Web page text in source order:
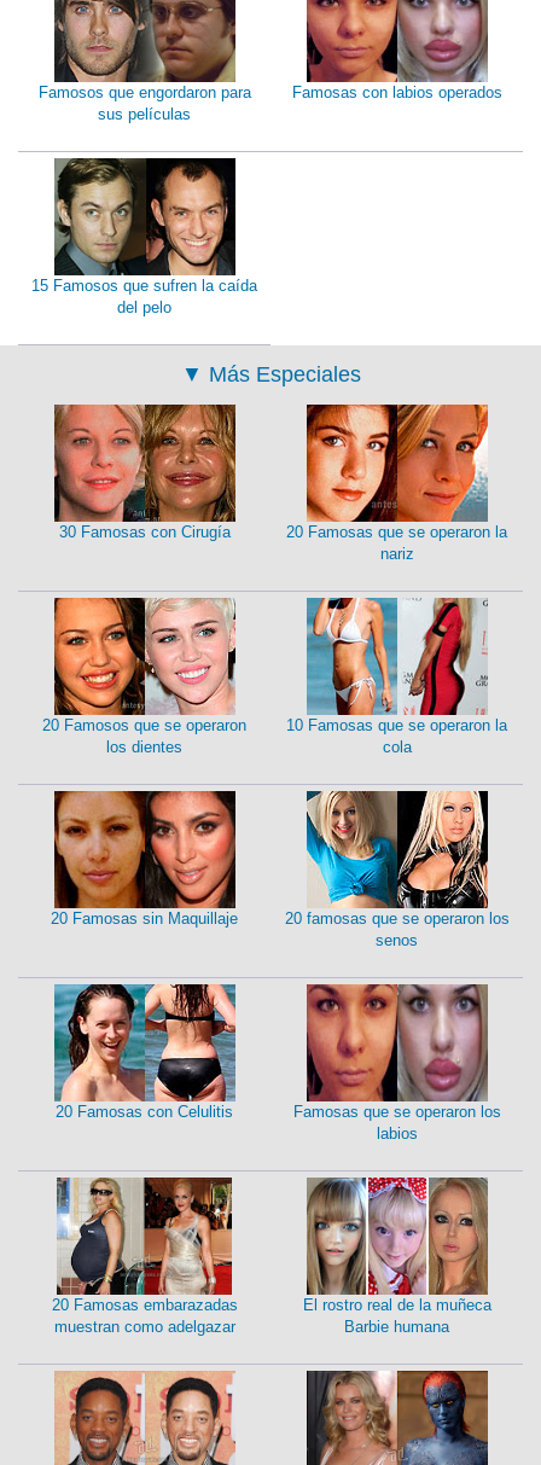
Famosos que engordaron para
sus películas
Famosas con labios operados
15 Famosos que sufren la caída
del pelo
▼ Más Especiales
30 Famosas con Cirugía
20 Famosas que se operaron la
nariz
20 Famosos que se operaron
los dientes
10 Famosas que se operaron la
cola
20 Famosas sin Maquillaje
20 famosas que se operaron los
senos
20 Famosas con Celulitis
Famosas que se operaron los
labios
20 Famosas embarazadas
muestran como adelgazar
El rostro real de la muñeca
Barbie humana